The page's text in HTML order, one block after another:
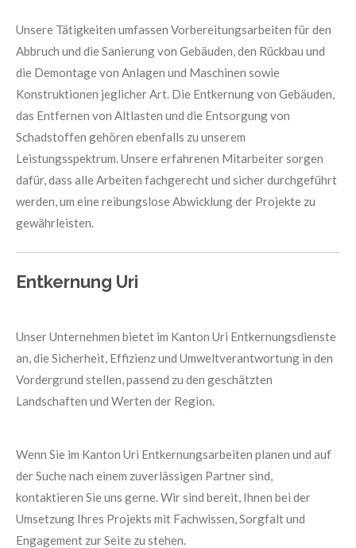
Unsere Tätigkeiten umfassen Vorbereitungsarbeiten für den
Abbruch und die Sanierung von Gebäuden, den Rückbau und
die Demontage von Anlagen und Maschinen sowie
Konstruktionen jeglicher Art. Die Entkernung von Gebäuden,
das Entfernen von Altlasten und die Entsorgung von
Schadstoffen gehören ebenfalls zu unserem
Leistungsspektrum. Unsere erfahrenen Mitarbeiter sorgen
dafür, dass alle Arbeiten fachgerecht und sicher durchgeführt
werden, um eine reibungslose Abwicklung der Projekte zu
gewährleisten.
Entkernung Uri
Unser Unternehmen bietet im Kanton Uri Entkernungsdienste
an, die Sicherheit, Effizienz und Umweltverantwortung in den
Vordergrund stellen, passend zu den geschätzten
Landschaften und Werten der Region.
Wenn Sie im Kanton Uri Entkernungsarbeiten planen und auf
der Suche nach einem zuverlässigen Partner sind,
kontaktieren Sie uns gerne. Wir sind bereit, Ihnen bei der
Umsetzung Ihres Projekts mit Fachwissen, Sorgfalt und
Engagement zur Seite zu stehen.